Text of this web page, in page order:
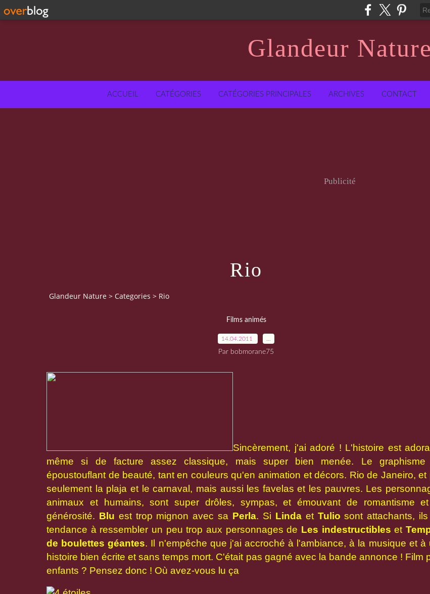
Glandeur Nature
ACCUEIL CATÉGORIES CATÉGORIES PRINCIPALES ARCHIVES CONTACT
Publicité
Rio
Glandeur Nature > Categories > Rio
Films animés
14.04.2011
Par bobmorane75
Sincèrement, j'ai adoré ! L'histoire est
même si de facture assez classique, mais super bien menée. Le graphisme
époustouflant de beauté, tant en couleurs qu'en animation et décors. Rio de Janeiro, et
seulement la plaja et le carnaval, mais aussi les favelas et les pauvres. Les
animaux et humains, sont super drôles, sympas, et émouvant de romantisme
générosité. Blu est trop mignon avec sa Perla. Si Lindaet Tulio sont attachants,
tendance à ressembler un peu trop aux personnages de Les indestructibles et
de boulettes géantes. Il n'empêche que j'ai accroché à l'ambiance, à la musique et à
histoire bien écrite et sans temps mort. C'était pas gagné avec la bande annonce ! Film
enfants ? Pensez donc ! Où avez-vous lu ça